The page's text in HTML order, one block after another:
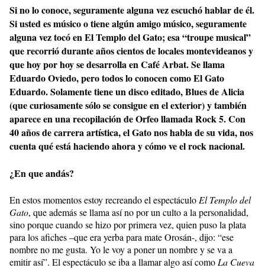
Si no lo conoce, seguramente alguna vez escuchó hablar de él.
Si usted es músico o tiene algún amigo músico, seguramente
alguna vez tocó en El Templo del Gato; esa “troupe musical”
que recorrió durante años cientos de locales montevideanos y
que hoy por hoy se desarrolla en Café Arbat. Se llama
Eduardo Oviedo, pero todos lo conocen como El Gato
Eduardo. Solamente tiene un disco editado, Blues de Alicia
(que curiosamente sólo se consigue en el exterior) y también
aparece en una recopilación de Orfeo llamada Rock 5. Con
40 años de carrera artística, el Gato nos habla de su vida, nos
cuenta qué está haciendo ahora y cómo ve el rock nacional.
¿En que andás?
En estos momentos estoy recreando el espectáculoEl Templo del
Gato, que además se llama así no por un culto a la personalidad,
sino porque cuando se hizo por primera vez, quien puso la plata
para los afiches –que era yerba para mate Orosán-, dijo: “ese
nombre no me gusta. Yo le voy a poner un nombre y se va a
emitir así”. El espectáculo se iba a llamar algo así comoLa Cueva